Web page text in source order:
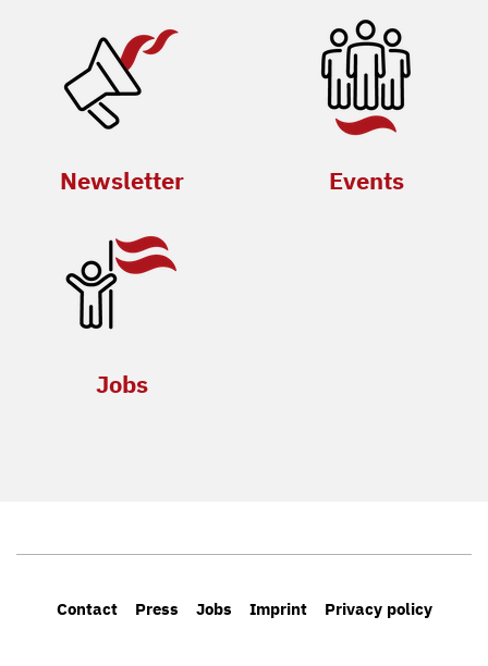
Newsletter Events
Jobs
Contact Press Jobs Imprint Privacy policy